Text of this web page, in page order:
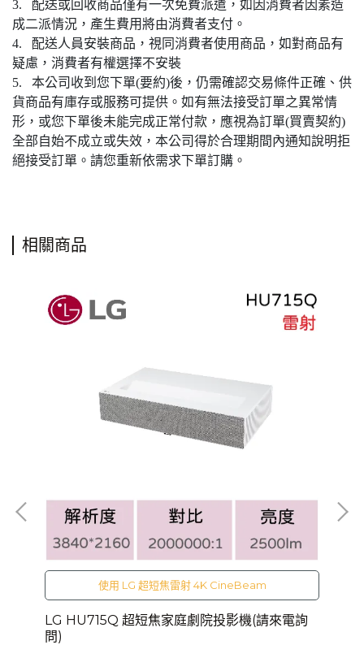
3. 配送或回收商品僅有一次免費派遣，如因消費者因素造
成二派情況，產生費用將由消費者支付。
4. 配送人員安裝商品，視同消費者使用商品，如對商品有
疑慮，消費者有權選擇不安裝
5. 本公司收到您下單(要約)後，仍需確認交易條件正確、供
貨商品有庫存或服務可提供。如有無法接受訂單之異常情
形，或您下單後未能完成正常付款，應視為訂單(買賣契約)
全部自始不成立或失效，本公司得於合理期間內通知說明拒
絕接受訂單。請您重新依需求下單訂購。
相關商品
使用 LG 超短焦雷射 4K CineBeam
LG HU715Q 超短焦家庭劇院投影機(請來電詢
問)
LG